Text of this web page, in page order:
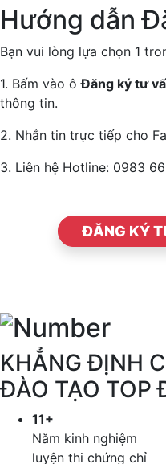
Hướng dẫn
Bạn vui lòng lựa chọn 1
1. Bấm vào ôĐăng ký tư
thông tin.
2. Nhắn tin trực tiếp cho
3. Liên hệ Hotline: 0983
ĐĂNG KÝ
KHẲNG ĐỊNH
ĐÀO TẠO TOP
11+
Năm kinh nghiệm
luyện thi chứng chỉ